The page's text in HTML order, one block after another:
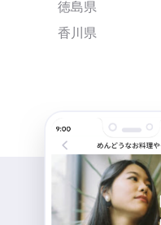
徳島県
香川県